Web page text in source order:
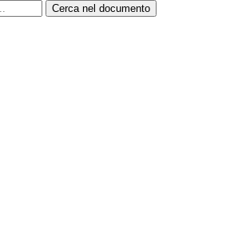
Cerca nel documento